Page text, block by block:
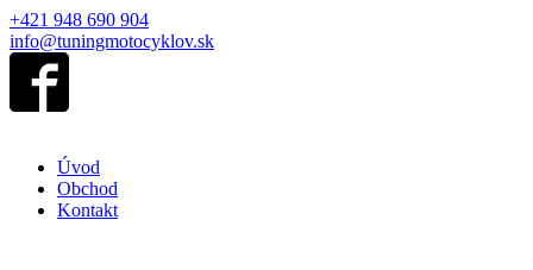
+421 948 690 904
info@tuningmotocyklov.sk
Úvod
Obchod
Kontakt